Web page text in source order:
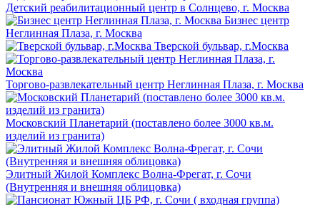
Детский реабилитационный центр в Солнцево, г. Москва
Бизнес центр
Неглинная Плаза, г. Москва
Тверской бульвар, г.Москва
Торгово-развлекательный центр Неглинная Плаза, г. Москва
Московский Планетарий (поставлено более 3000 кв.м.
изделий из гранита)
Элитный Жилой Комплекс Волна-Фрегат, г. Сочи
(Внутренняя и внешняя облицовка)